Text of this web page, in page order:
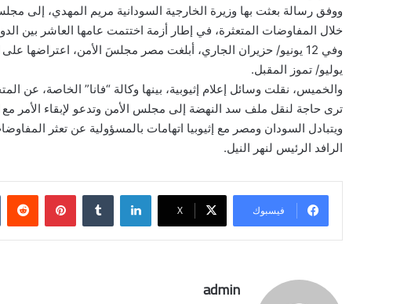
ووفق رسالة بعثت بها وزيرة الخارجية السودانية مريم المهدي، إلى
خلال المفاوضات المتعثرة، في إطار أزمة اختتمت عامها العاشر بين
وفي 12 يونيو/ حزيران الجاري، أبلغت مصر مجلسَ الأمن، اعتراضها
يوليو/ تموز المقبل.
والخميس، نقلت وسائل إعلام إثيوبية، بينها وكالة “فانا” الخاصة، عن
ترى حاجة لنقل ملف سد النهضة إلى مجلس الأمن وتدعو لإبقاء الأمر مع
ويتبادل السودان ومصر مع إثيوبيا اتهامات بالمسؤولية عن تعثر
الرافد الرئيس لنهر النيل.
فيسبوك ‫X
لينكدإن بينتيريست
admin